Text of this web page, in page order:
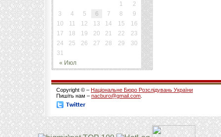
« Июл
1
2
3
4 5 6 7 8
9
10
11 12 13 14 15
16
17
18 19 20 21 22
23
24
25 26 27 28 29
30
31
Copyright © – Національне Бюро Розслідувань України
Пишіть нам – nacburo@gmail.com